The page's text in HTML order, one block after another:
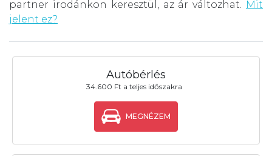
partner irodánkon keresztül, az ár változhat. Mit
jelent ez?
Autóbérlés
34.600 Ft a teljes időszakra
MEGNÉZEM